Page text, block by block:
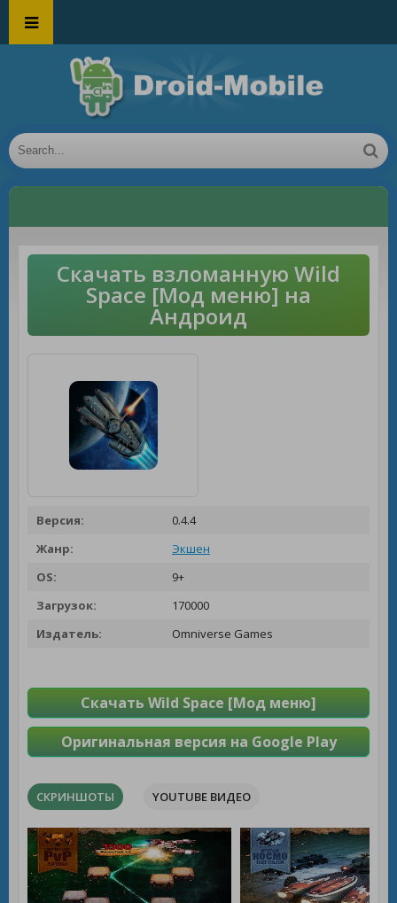
Скачать взломанную Wild
Space [Мод меню] на
Андроид
Версия:
0.4.4
Жанр:
Экшен
OS:
9+
Загрузок:
170000
Издатель:
Omniverse Games
Скачать Wild Space [Мод меню]
Оригинальная версия на Google Play
СКРИНШОТЫ YOUTUBE ВИДЕО